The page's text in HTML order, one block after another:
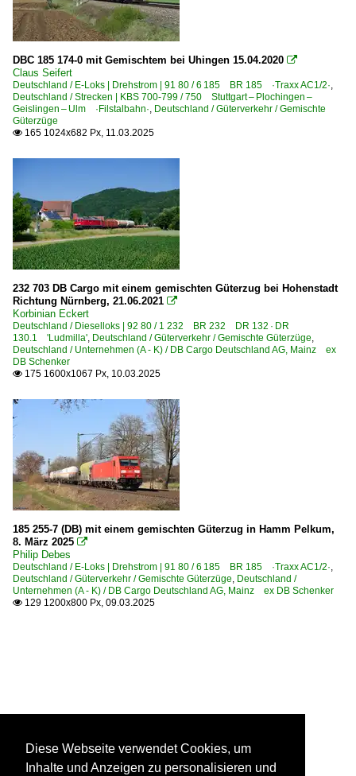
DBC 185 174-0 mit Gemischtem bei Uhingen 15.04.2020 
Claus Seifert
Deutschland / E-Loks | Drehstrom | 91 80 / 6 185 BR 185 ·Traxx AC1/2·,
Deutschland / Strecken | KBS 700-799 / 750 Stuttgart – Plochingen –
Geislingen – Ulm ·Filstalbahn·, Deutschland / Güterverkehr / Gemischte
Güterzüge
 165 1024x682 Px, 11.03.2025
232 703 DB Cargo mit einem gemischten Güterzug bei Hohenstadt
Richtung Nürnberg, 21.06.2021 
Korbinian Eckert
Deutschland / Dieselloks | 92 80 / 1 232 BR 232 DR 132 · DR
130.1 'Ludmilla', Deutschland / Güterverkehr / Gemischte Güterzüge,
Deutschland / Unternehmen (A - K) / DB Cargo Deutschland AG, Mainz ex
DB Schenker
 175 1600x1067 Px, 10.03.2025
185 255-7 (DB) mit einem gemischten Güterzug in Hamm Pelkum,
8. März 2025 
Philip Debes
Deutschland / E-Loks | Drehstrom | 91 80 / 6 185 BR 185 ·Traxx AC1/2·,
Deutschland / Güterverkehr / Gemischte Güterzüge, Deutschland /
Unternehmen (A - K) / DB Cargo Deutschland AG, Mainz ex DB Schenker
 129 1200x800 Px, 09.03.2025
Diese Webseite verwendet Cookies, um
Inhalte und Anzeigen zu personalisieren und